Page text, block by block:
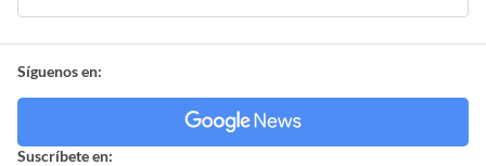
Síguenos en:
Suscríbete en: